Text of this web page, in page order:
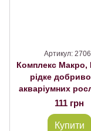
Артикул:
Комплекс
рідке
акваріумних
мл
111 грн
Купити